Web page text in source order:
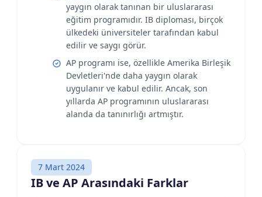
yaygın olarak tanınan bir uluslararası
eğitim programıdır. IB diploması, birçok
ülkedeki üniversiteler tarafından kabul
edilir ve saygı görür.
AP programı ise, özellikle Amerika Birleşik
Devletleri'nde daha yaygın olarak
uygulanır ve kabul edilir. Ancak, son
yıllarda AP programının uluslararası
alanda da tanınırlığı artmıştır.
7 Mart 2024
IB ve AP Arasındaki Farklar